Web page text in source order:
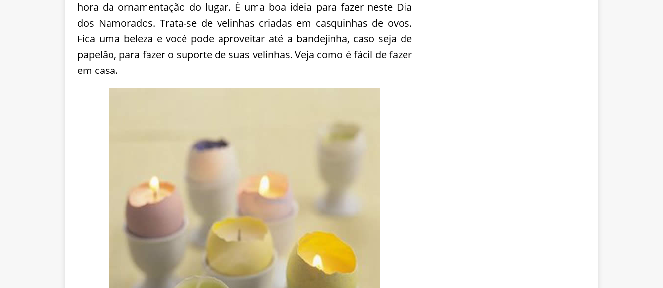
hora da ornamentação do lugar. É uma boa ideia para fazer neste Dia
dos Namorados. Trata-se de velinhas criadas em casquinhas de ovos.
Fica uma beleza e você pode aproveitar até a bandejinha, caso seja de
papelão, para fazer o suporte de suas velinhas. Veja como é fácil de fazer
em casa.